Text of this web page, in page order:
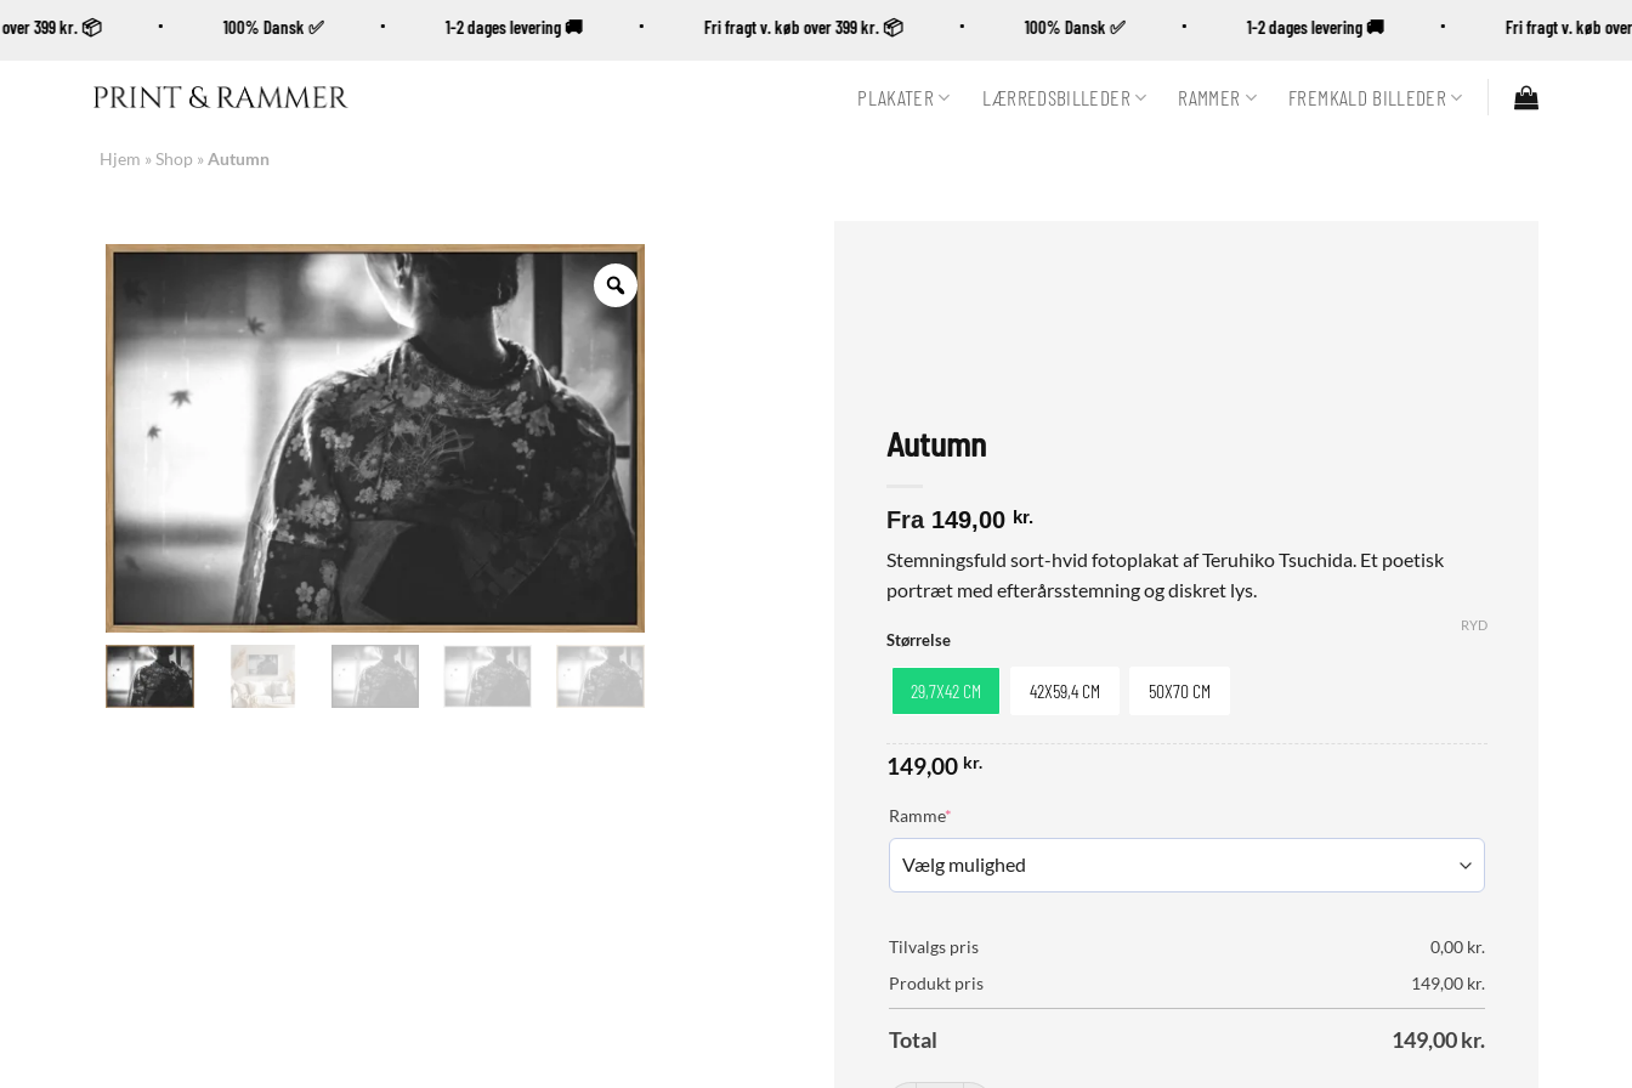
over 399 kr. 📦 100% Dansk ✅ 1-2 dages levering 🚚 Fri fragt v. køb over 399 kr. 📦 100% Dansk ✅ 1-2 dages levering 🚚 Fri fragt v. køb
PLAKATER LÆRREDSBILLEDER RAMMER FREMKALD BILLEDER
Hjem »Shop »Autumn
Zoom
Autumn
Fra 149,00 kr.
Stemningsfuld sort-hvid fotoplakat af Teruhiko Tsuchida. Et poetisk
portræt med efterårsstemning og diskret lys.
Størrelse
29,7X42 CM 42X59,4 CM 50X70 CM
RYD
149,00 kr.
Ramme*(required)
Tilvalgs pris 0,00 kr.
Produkt pris
149,00 kr.
Total 149,00kr.